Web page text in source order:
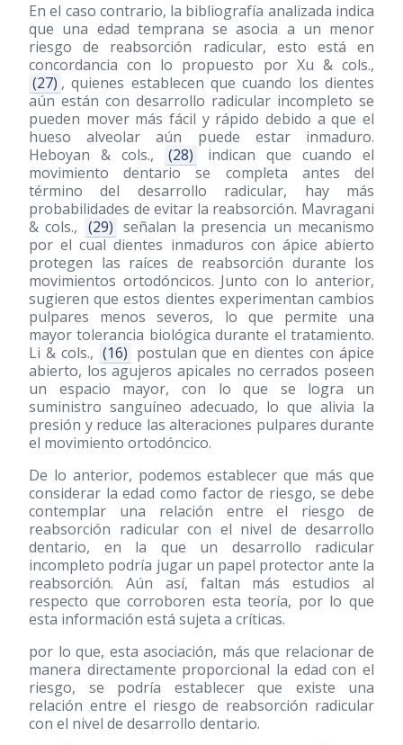
En el caso contrario, la bibliografía analizada indica
que una edad temprana se asocia a un menor
riesgo de reabsorción radicular, esto está en
concordancia con lo propuesto por Xu & cols.,
(27) , quienes establecen que cuando los dientes
aún están con desarrollo radicular incompleto se
pueden mover más fácil y rápido debido a que el
hueso alveolar aún puede estar inmaduro.
Heboyan & cols.,
(28)
indican que cuando el
movimiento dentario se completa antes del
término del desarrollo radicular, hay más
probabilidades de evitar la reabsorción. Mavragani
& cols., (29) señalan la presencia un mecanismo
por el cual dientes inmaduros con ápice abierto
protegen las raíces de reabsorción durante los
movimientos ortodóncicos. Junto con lo anterior,
sugieren que estos dientes experimentan cambios
pulpares menos severos, lo que permite una
mayor tolerancia biológica durante el tratamiento.
Li & cols., (16) postulan que en dientes con ápice
abierto, los agujeros apicales no cerrados poseen
un espacio mayor, con lo que se logra un
suministro sanguíneo adecuado, lo que alivia la
presión y reduce las alteraciones pulpares durante
el movimiento ortodóncico.
De lo anterior, podemos establecer que más que
considerar la edad como factor de riesgo, se debe
contemplar una relación entre el riesgo de
reabsorción radicular con el nivel de desarrollo
dentario, en la que un desarrollo radicular
incompleto podría jugar un papel protector ante la
reabsorción. Aún así, faltan más estudios al
respecto que corroboren esta teoría, por lo que
esta información está sujeta a críticas.
por lo que, esta asociación, más que relacionar de
manera directamente proporcional la edad con el
riesgo, se podría establecer que existe una
relación entre el riesgo de reabsorción radicular
con el nivel de desarrollo dentario.